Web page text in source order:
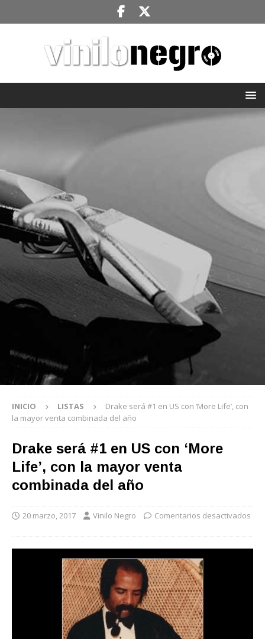
INICIO LISTAS
Drake será #1 en US con ‘More Life’, con
la mayor venta combinada del año
Drake será #1 en US con ‘More
Life’, con la mayor venta
combinada del año
20 marzo, 2017 Vinilo Negro Comentarios desactivados